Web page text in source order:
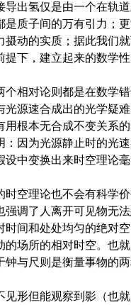
导出氢仅是由一个在轨
是质子间的万有引力；
摄动的实质；据此我们
下，建立起来的数学性
个相对论则都是在数学
光源速合成出的光学疑
用根本无合成不变关系
：因为光源静止时的光
中变换出来时空理论毫
时空理论也不会有科学
强调了人离开可见物无
时间和处处均匀的绝对
的场所的相对时空。也
与尺则是衡量事物的两
见形但能观察到影（也